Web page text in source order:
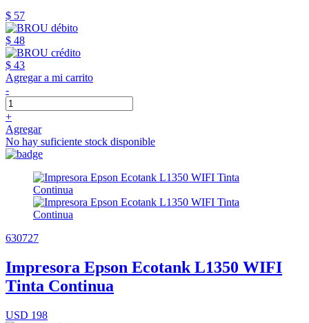
$ 57
$ 48
$ 43
Agregar a mi carrito
-
+
Agregar
No hay suficiente stock disponible
630727
Impresora Epson Ecotank L1350 WIFI
Tinta Continua
USD 198